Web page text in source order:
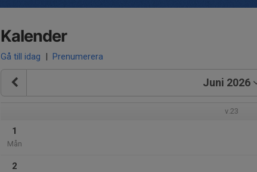
Kalender
Gå till idag | Prenumerera
Juni 2026
v.23
1
Mån
2